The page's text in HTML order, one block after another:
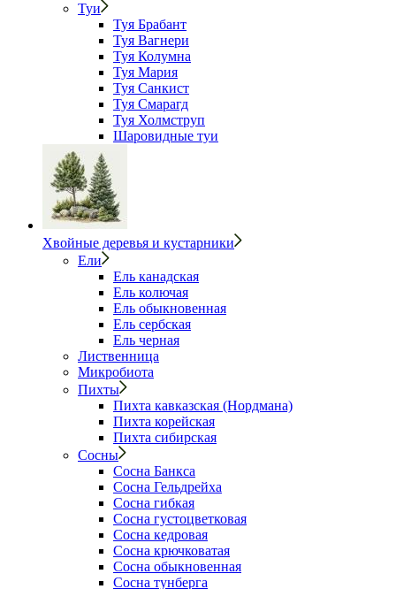
Туи
Туя Брабант
Туя Вагнери
Туя Колумна
Туя Мария
Туя Санкист
Туя Смарагд
Туя Холмструп
Шаровидные туи
Хвойные деревья и кустарники
Ели
Ель канадская
Ель колючая
Ель обыкновенная
Ель сербская
Ель черная
Лиственница
Микробиота
Пихты
Пихта кавказская (Нордмана)
Пихта корейская
Пихта сибирская
Сосны
Сосна Банкса
Сосна Гельдрейха
Сосна гибкая
Сосна густоцветковая
Сосна кедровая
Сосна крючковатая
Сосна обыкновенная
Сосна тунберга